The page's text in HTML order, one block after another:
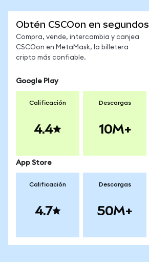
Obtén CSCOon en segundos
Compra, vende, intercambia y canjea
CSCOon en MetaMask, la billetera
cripto más confiable.
Google Play
Calificación
4.4
Descargas
10M+
App Store
Calificación
4.7
Descargas
50M+